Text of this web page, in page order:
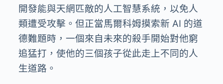
開發能與天網匹敵的人工智慧系統，以免人
類遭受攻擊。但正當馬爾科姆摸索新 AI 的道
德難題時，一個來自未來的殺手開始對他窮
追猛打，使他的三個孩子從此走上不同的人
生道路。